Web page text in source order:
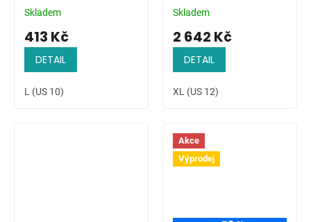
Skladem
413 Kč
DETAIL
L (US 10)
Skladem
2 642 Kč
DETAIL
XL (US 12)
Akce
Výprodej